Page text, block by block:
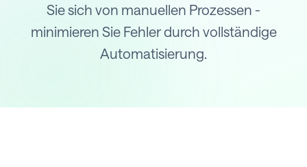
Sie sich von manuellen Prozessen -
minimieren Sie Fehler durch vollständige
Automatisierung.